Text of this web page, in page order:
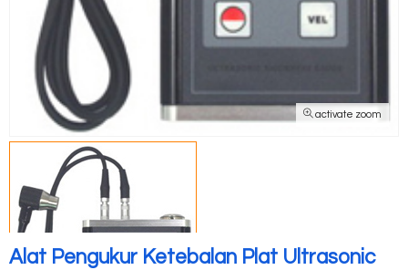
activate zoom
Alat Pengukur Ketebalan Plat Ultrasonic